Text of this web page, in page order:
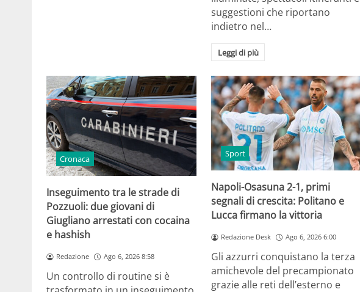
suggestioni che riportano
indietro nel…
Leggi di più
Cronaca
Inseguimento tra le strade di
Pozzuoli: due giovani di
Giugliano arrestati con cocaina
e hashish
Redazione Ago 6, 2026 8:58
Un controllo di routine si è
Sport
Napoli-Osasuna 2-1, primi
segnali di crescita: Politano e
Lucca firmano la vittoria
Redazione Desk Ago 6, 2026 6:00
Gli azzurri conquistano la terza
amichevole del precampionato
grazie alle reti dell’esterno e